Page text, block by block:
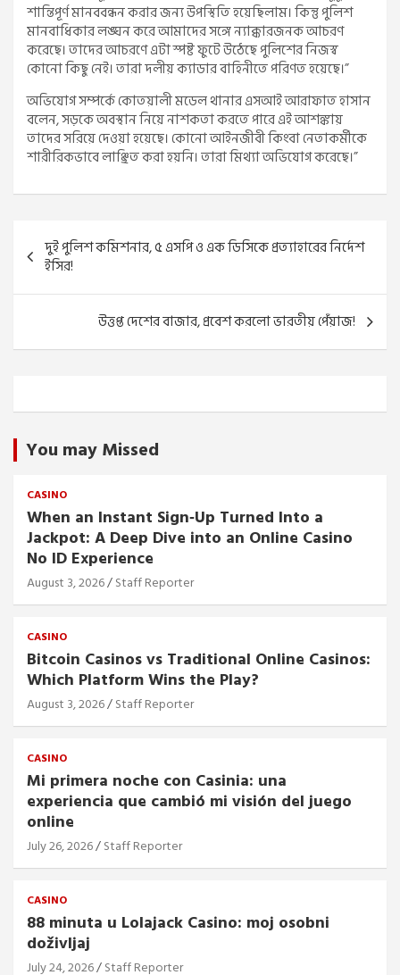
শান্তিপূর্ণ মানববন্ধন করার জন্য উপস্থিতি হয়েছিলাম। কিন্তু পুলিশ
মানবাধিকার লঙ্ঘন করে আমাদের সঙ্গে ন্যাক্কারজনক আচরণ
করেছে। তাদের আচরণে এটা স্পষ্ট ফুটে উঠেছে পুলিশের নিজস্ব
কোনো কিছু নেই। তারা দলীয় ক্যাডার বাহিনীতে পরিণত হয়েছে।”
অভিযোগ সম্পর্কে কোতয়ালী মডেল থানার এসআই আরাফাত হাসান
বলেন, সড়কে অবস্থান নিয়ে নাশকতা করতে পারে এই আশঙ্কায়
তাদের সরিয়ে দেওয়া হয়েছে। কোনো আইনজীবী কিংবা নেতাকর্মীকে
শারীরিকভাবে লাঞ্ছিত করা হয়নি। তারা মিথ্যা অভিযোগ করেছে।”
Post
navigation
দুই পুলিশ কমিশনার, ৫ এসপি ও এক ডিসিকে প্রত্যাহারের নির্দেশ
ইসির!
উত্তপ্ত দেশের বাজার, প্রবেশ করলো ভারতীয় পেঁয়াজ!
You may Missed
CASINO
When an Instant Sign‑Up Turned Into a
Jackpot: A Deep Dive into an Online Casino
No ID Experience
August 3, 2026 Staff Reporter
CASINO
Bitcoin Casinos vs Traditional Online Casinos:
Which Platform Wins the Play?
August 3, 2026 Staff Reporter
CASINO
Mi primera noche con Casinia: una
experiencia que cambió mi visión del juego
online
July 26, 2026 Staff Reporter
CASINO
88 minuta u Lolajack Casino: moj osobni
doživljaj
July 24, 2026 Staff Reporter